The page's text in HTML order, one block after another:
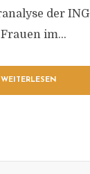
der ING
im...
WEITERLESEN